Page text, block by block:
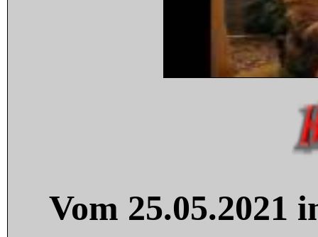
Vom 25.05.2021